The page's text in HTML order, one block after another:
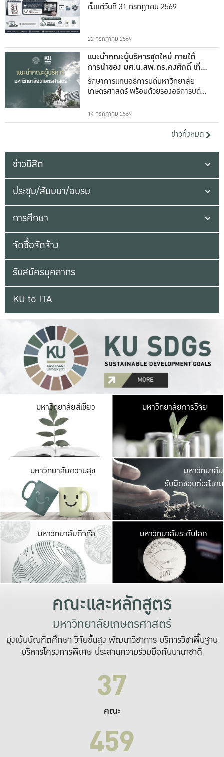
ตั้งแต่วันที่ 31 กรกฎาคม 2569
22 กรกฎาคม 2569
แนะนำคณะผู้บริหารชุดใหม่ ภายใต้
การนำของ ผศ.น.สพ.ดร.คงศักดิ์ เที่ยง
ธรรม
รักษาการแทนอธิการบดีมหาวิทยาลัย
เกษตรศาสตร์ พร้อมด้วยรองอธิการบดีทั้ง
14 กรกฎาคม 2569
ข่าวทั้งหมด
ข่าวนิสิต
ประชุม/สัมมนา/อบรม
การศึกษา
จัดซื้อจัดจ้าง
รับสมัครบุคลากร
KU to ITA
มหาวิทยาลัยสีเขียว มหาวิ
มีพื้นที่เขียวสดใส
เป็นป่าในเมือง เกษต
มหาวิทยาลัยการวิจัย
มหาวิทยาลัยความสุข มหาวิ
ค
เปิดประ
และพบเรื่องราวใ
มหาวิทยาลัย
รับผิดชอบต่อสังคม
มหาวิทยาลัยดิจิทัล มหาวิ
เปลี่ยนแปลง แล
เพื่อทำง
ระบบสารสนเทศ
มหาวิทยาลัยระดับโลก
คณะและหลักสูตร
มหาวิทยาลัยเกษตรศาสตร์
มุ่งเน้นบัณฑิตศึกษา วิจัยขั้นสูง พัฒนาวิชาการ บริการวิชาพื้นฐาน
บริหารโครงการพิเศษ ประสานความร่วมมือกับนานาชาติ
37
คณะ
459